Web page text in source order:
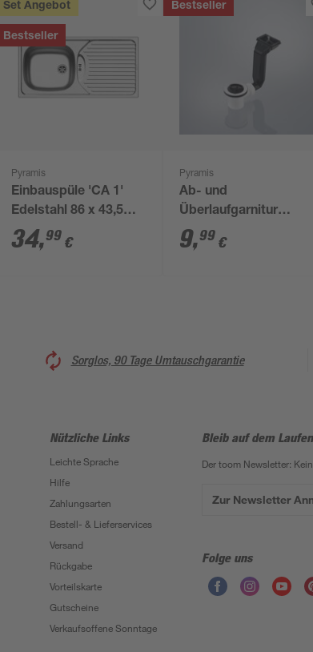
Set Angebot
Bestseller
Pyramis
Einbauspüle 'CA 1'
Edelstahl 86 x 43,5
cm ohne Ab- und
Überlaufgarnitur
34,99 €
Bestseller
Pyramis
Ab- und
Überlaufgarnitur
Modell 'CA 1'
9,99 €
Sorglos, 90 Tage Umtauschgarantie
Nützliche Links
Leichte Sprache
Hilfe
Zahlungsarten
Bestell- & Lieferservices
Versand
Rückgabe
Vorteilskarte
Gutscheine
Verkaufsoffene Sonntage
Bleib auf dem
Der toom Newsletter:
Zur Newsletter
Folge uns